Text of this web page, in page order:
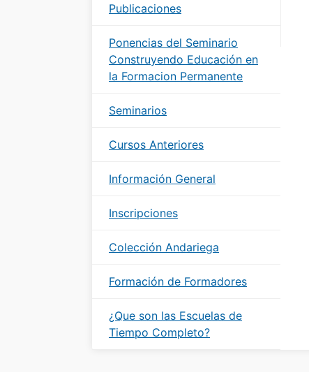
Publicaciones
Ponencias del Seminario
Construyendo Educación en
la Formacion Permanente
Seminarios
Cursos Anteriores
Información General
Inscripciones
Colección Andariega
Formación de Formadores
¿Que son las Escuelas de
Tiempo Completo?